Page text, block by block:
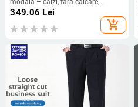
pantaloni de birou eleganți
349.06 Lei
add_shopping_cart